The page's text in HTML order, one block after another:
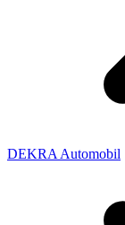
DEKRA Automobil